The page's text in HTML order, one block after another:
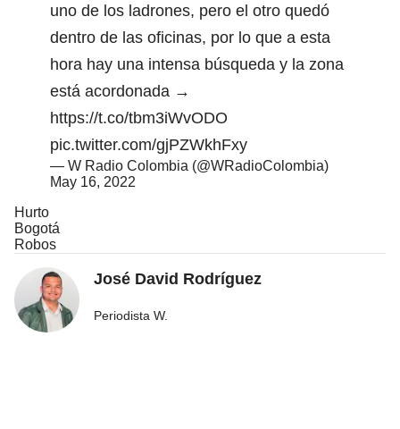
uno de los ladrones, pero el otro quedó
dentro de las oficinas, por lo que a esta
hora hay una intensa búsqueda y la zona
está acordonada →
https://t.co/tbm3iWvODO
pic.twitter.com/gjPZWkhFxy
— W Radio Colombia (@WRadioColombia)
May 16, 2022
Hurto
Bogotá
Robos
José David Rodríguez
Periodista W.